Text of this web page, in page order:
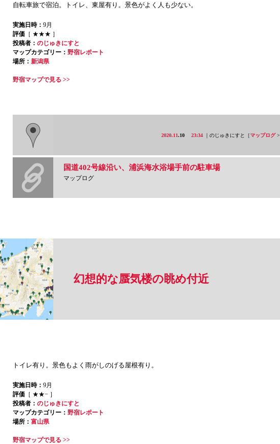
自転車旅で宿泊。トイレ、東屋有り。景色がよく人も少ない。
実施日時： 9月
評価 ［ ★★★ ］
投稿者： のじゅきにすと
マップカテゴリー： 野宿レポート
場所： 新潟県
野宿マップで見る >>
2020.11.10 23:34 ｜のじゅきにすと［マップログ>
国道402号線沿い、浦浜海水浴場手前の駐車場
マップログ
幻想的な蜃気楼の眺め付近
トイレ有り。景色もよく雨がしのげる屋根有り。
実施日時： 9月
評価 ［ ★★− ］
投稿者： のじゅきにすと
マップカテゴリー： 野宿レポート
場所： 富山県
野宿マップで見る >>